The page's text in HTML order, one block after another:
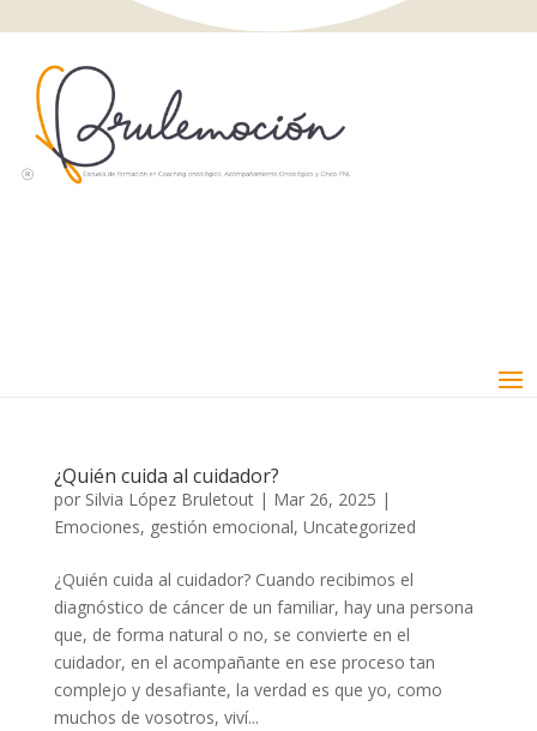
¿Quién cuida al cuidador?
por Silvia López Bruletout| Mar 26, 2025 |
Emociones, gestión emocional, Uncategorized
¿Quién cuida al cuidador? Cuando recibimos el
diagnóstico de cáncer de un familiar, hay una persona
que, de forma natural o no, se convierte en el
cuidador, en el acompañante en ese proceso tan
complejo y desafiante, la verdad es que yo, como
muchos de vosotros, viví...